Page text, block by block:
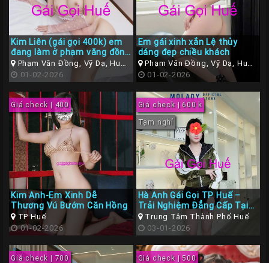
Kim Liên (gái gọi 400k) em
đang làm ở phạm văng đồng
vỹ dạ TP Huế
Phạm Văn Đồng, Vỹ Dạ, Huế,
Thừa Thiên Huế
01-02-2026
Em gái xinh xắn Lệ thủy
dáng đẹp chiều khách
Phạm Văn Đồng, Vỹ Dạ, Huế,
Thừa Thiên Huế
01-02-2026
Giá check | 400
Kim Anh-Em Xinh Dễ
Thương Vú Bướm Căn Hồng
TP Huế
01-02-2026
Giá check | 600 k
Tạm nghỉ
Hà Anh Gái Gọi TP Huế –
Trải Nghiệm Đẳng Cấp Tại
Cố Đô
Trung Tâm Thành Phố Huế
03-01-2026
Giá check | 700
Giá check | 500